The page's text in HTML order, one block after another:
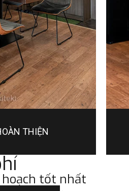
THIỆN
hoạch tốt nhất